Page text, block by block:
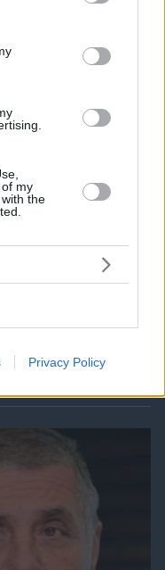
third-party tags to
in below Google
my
the
Privacy Policy
μιλά για τον